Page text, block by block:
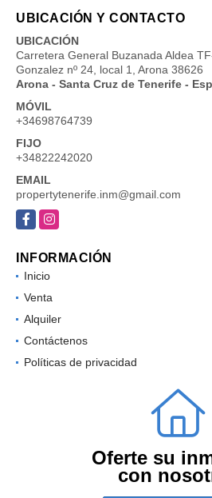
UBICACIÓN Y CONTACTO
UBICACIÓN
Carretera General Buzanada Aldea
Gonzalez nº 24, local 1, Arona 38626
Arona - Santa Cruz de Tenerife -
MÓVIL
+34698764739
FIJO
+34822242020
EMAIL
propertytenerife.inm@gmail.com
FacebookInstagram
INFORMACIÓN
Inicio
Venta
Alquiler
Contáctenos
Políticas de privacidad
Oferte su
con